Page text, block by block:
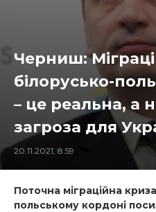
Черниш:
білорусько-
– це реальна, а
загроза для
20.11.2021, 8:59
Поточна міграційна
польському кордоні